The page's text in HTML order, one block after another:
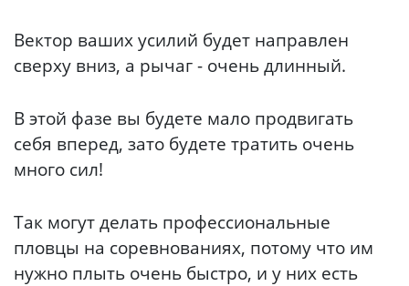
Вектор ваших усилий будет направлен
сверху вниз, а рычаг - очень длинный.
В этой фазе вы будете мало продвигать
себя вперед, зато будете тратить очень
много сил!
Так могут делать профессиональные
пловцы на соревнованиях, потому что им
нужно плыть очень быстро, и у них есть